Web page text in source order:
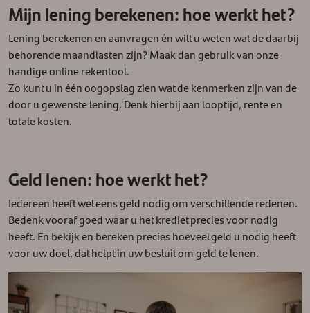
Mijn lening berekenen: hoe werkt het?
Lening berekenen en aanvragen én wilt u weten wat de daarbij
behorende maandlasten zijn? Maak dan gebruik van onze
handige online rekentool.
Zo kunt u in één oogopslag zien wat de kenmerken zijn van de
door u gewenste lening. Denk hierbij aan looptijd, rente en
totale kosten.
Geld lenen: hoe werkt het?
Iedereen heeft wel eens geld nodig om verschillende redenen.
Bedenk vooraf goed waar u het krediet precies voor nodig
heeft. En bekijk en bereken precies hoeveel geld u nodig heeft
voor uw doel, dat helpt in uw besluit om geld te lenen.